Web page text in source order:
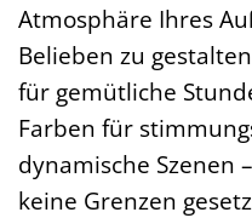
Atmosphäre Ihres
Belieben zu
für gemütliche
Farben für
dynamische Szenen
keine Grenzen